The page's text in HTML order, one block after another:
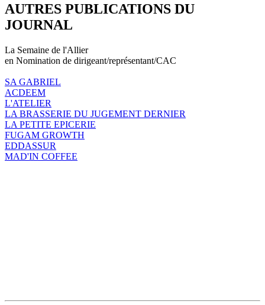
AUTRES PUBLICATIONS DU
JOURNAL
La Semaine de l'Allier
en Nomination de dirigeant/représentant/CAC
SA GABRIEL
ACDEEM
L'ATELIER
LA BRASSERIE DU JUGEMENT DERNIER
LA PETITE EPICERIE
FUGAM GROWTH
EDDASSUR
MAD'IN COFFEE